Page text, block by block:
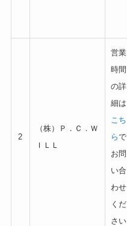
2
（株）Ｐ．Ｃ．Ｗ
ＩＬＬ
営業
時間
の詳
細は
こち
らで
お問
い合
わせ
くだ
さい